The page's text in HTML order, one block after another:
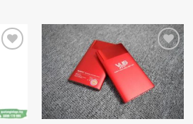
Add to
Wishlist